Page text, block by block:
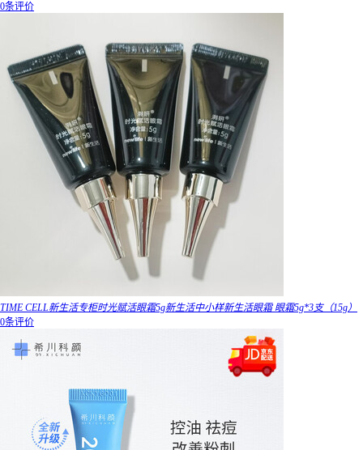
0条评价
TIME CELL新生活专柜时光赋活眼霜5g新生活中小样新生活眼霜 眼霜5g*3支（15g）
0条评价